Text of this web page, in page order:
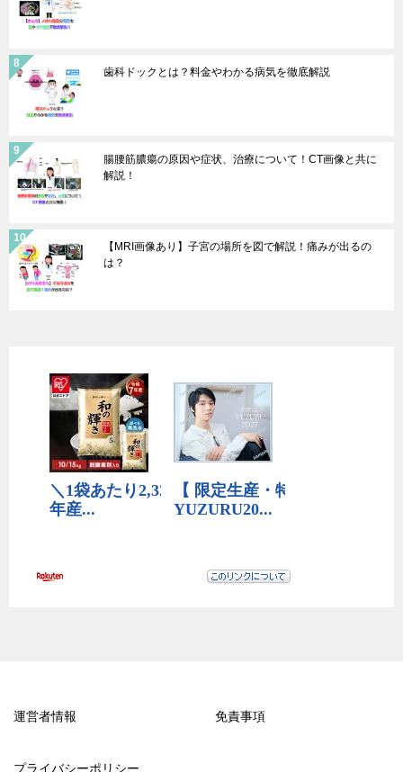
歯科ドックとは？料金やわかる病気を徹底解説
腸腰筋膿瘍の原因や症状、治療について！CT画像と共に
解説！
【MRI画像あり】子宮の場所を図で解説！痛みが出るの
は？
運営者情報 免責事項
プライバシーポリシー